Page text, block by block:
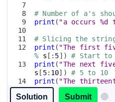
7
8
9
10
11
12
13
14
# Number of a's
print ( "a occurs %d
# Slicing the
print ( "The first
%
s [ : 5])
# Start to
print ( "The next
s [ 5: 10])
# 5 to 10
print ( "The
s[12]) # Just
Solution Submit